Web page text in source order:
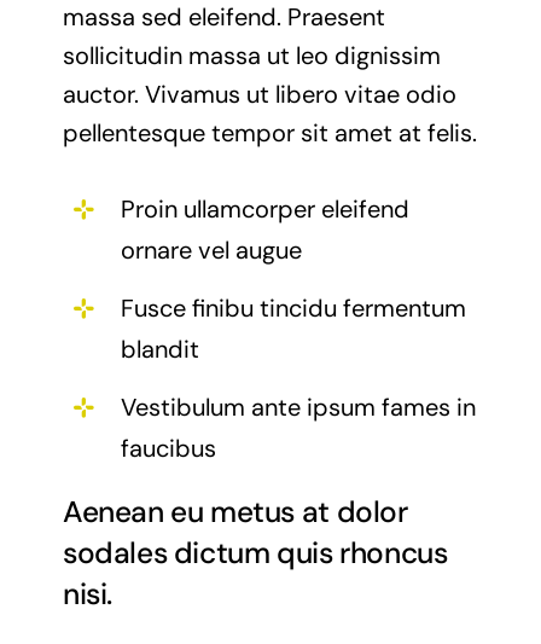
massa sed eleifend. Praesent
sollicitudin massa ut leo dignissim
auctor. Vivamus ut libero vitae odio
pellentesque tempor sit amet at felis.
Proin ullamcorper eleifend
ornare vel augue
Fusce finibu tincidu fermentum
blandit
Vestibulum ante ipsum fames in
faucibus
Aenean eu metus at dolor
sodales dictum quis rhoncus
nisi.